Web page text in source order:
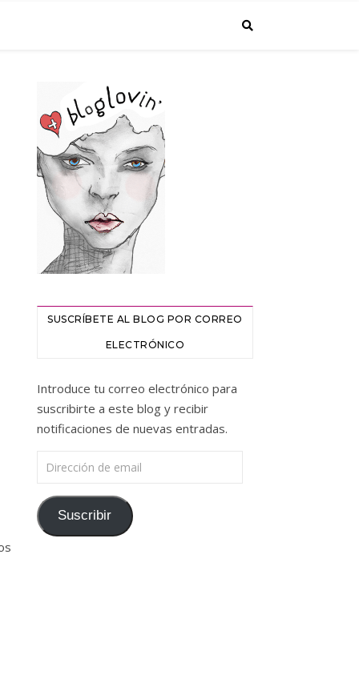
SUSCRÍBETE AL BLOG POR CORREO
ELECTRÓNICO
Introduce tu correo electrónico para
suscribirte a este blog y recibir
notificaciones de nuevas entradas.
Dirección de email
Suscribir